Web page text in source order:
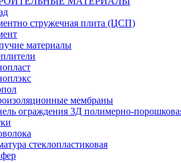
стружечная плита (ЦСП)
материалы
мембраны
ограждения 3Д полимерно-
стеклопластиковая